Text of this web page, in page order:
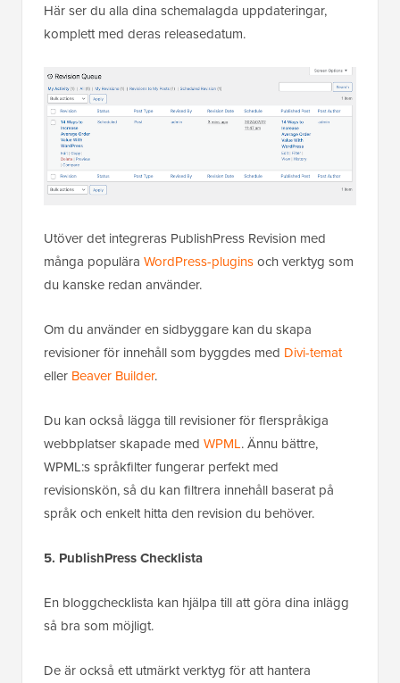
Här ser du alla dina schemalagda uppdateringar,
komplett med deras releasedatum.
Utöver det integreras PublishPress Revision med
många populära WordPress-pluginsoch verktyg som
du kanske redan använder.
Om du använder en sidbyggare kan du skapa
revisioner för innehåll som byggdes med Divi-temat
eller Beaver Builder.
Du kan också lägga till revisioner för flerspråkiga
webbplatser skapade med WPML. Ännu bättre,
WPML:s språkfilter fungerar perfekt med
revisionskön, så du kan filtrera innehåll baserat på
språk och enkelt hitta den revision du behöver.
5. PublishPress Checklista
En bloggchecklista kan hjälpa till att göra dina inlägg
så bra som möjligt.
De är också ett utmärkt verktyg för att hantera